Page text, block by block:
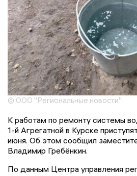
© ООО "Региональные новости"
К работам по ремонту системы
1-й Агрегатной в Курске
июня. Об этом сообщил
Владимир Гребёнкин.
По данным Центра управления